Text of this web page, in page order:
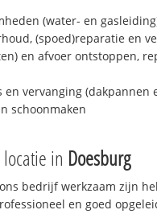
(water- en
(spoed)reparatie en
en afvoer ontstoppen,
en vervanging (dakpannen
schoonmaken
in Doesburg
bedrijf werkzaam zijn
en goed